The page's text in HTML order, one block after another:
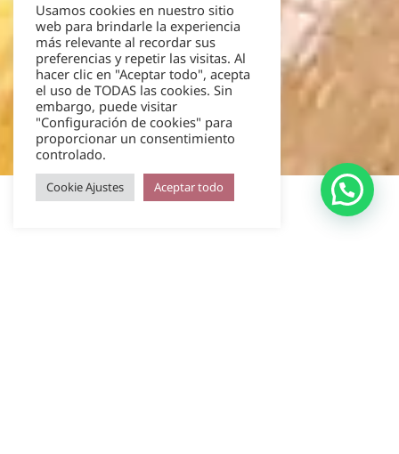
Usamos cookies en nuestro sitio
web para brindarle la experiencia
más relevante al recordar sus
preferencias y repetir las visitas. Al
hacer clic en "Aceptar todo", acepta
el uso de TODAS las cookies. Sin
embargo, puede visitar
"Configuración de cookies" para
proporcionar un consentimiento
controlado.
Cookie Ajustes Aceptar todo